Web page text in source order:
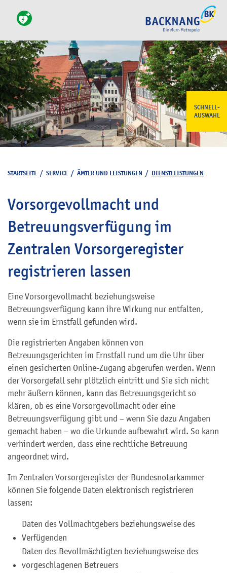
SCHNELL-
AUSWAHL
STARTSEITE / SERVICE / ÄMTER UND LEISTUNGEN / DIENSTLEISTUNGEN
Vorsorgevollmacht und
Betreuungsverfügung im
Zentralen Vorsorgeregister
registrieren lassen
Eine Vorsorgevollmacht beziehungsweise
Betreuungsverfügung kann ihre Wirkung nur entfalten,
wenn sie im Ernstfall gefunden wird.
Die registrierten Angaben können von
Betreuungsgerichten im Ernstfall rund um die Uhr über
einen gesicherten Online-Zugang abgerufen werden. Wenn
der Vorsorgefall sehr plötzlich eintritt und Sie sich nicht
mehr äußern können, kann das Betreuungsgericht so
klären, ob es eine Vorsorgevollmacht oder eine
Betreuungsverfügung gibt und – wenn Sie dazu Angaben
gemacht haben – wo die Urkunde aufbewahrt wird. So kann
verhindert werden, dass eine rechtliche Betreuung
angeordnet wird.
Im Zentralen Vorsorgeregister der Bundesnotarkammer
können Sie folgende Daten elektronisch registrieren
lassen:
Daten des Vollmachtgebers beziehungsweise des
Verfügenden
Daten des Bevollmächtigten beziehungsweise des
vorgeschlagenen Betreuers